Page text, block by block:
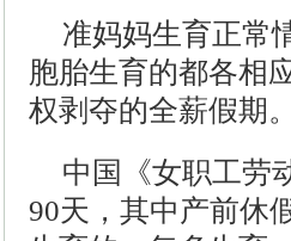
准妈妈生育正常
胞胎生育的都各相
权剥夺的全薪假期。
中国《女职工劳
90天，其中产前休